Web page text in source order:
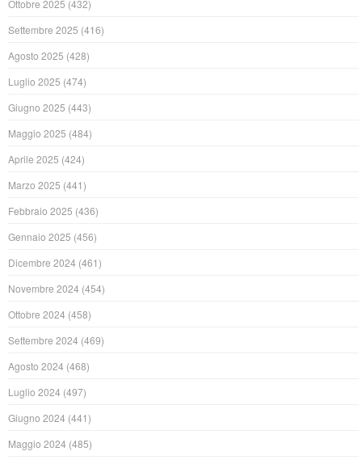
Ottobre 2025 (432)
Settembre 2025 (416)
Agosto 2025 (428)
Luglio 2025 (474)
Giugno 2025 (443)
Maggio 2025 (484)
Aprile 2025 (424)
Marzo 2025 (441)
Febbraio 2025 (436)
Gennaio 2025 (456)
Dicembre 2024 (461)
Novembre 2024 (454)
Ottobre 2024 (458)
Settembre 2024 (469)
Agosto 2024 (468)
Luglio 2024 (497)
Giugno 2024 (441)
Maggio 2024 (485)